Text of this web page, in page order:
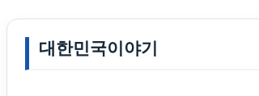
대한민국이야기